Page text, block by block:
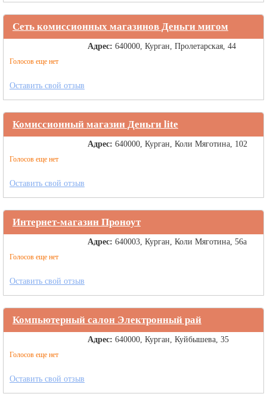
Сеть комиссионных магазинов Деньги мигом
Голосов еще нет
Адрес: 640000, Курган, Пролетарская, 44
Оставить свой отзыв
Комиссионный магазин Деньги lite
Голосов еще нет
Адрес: 640000, Курган, Коли Мяготина, 102
Оставить свой отзыв
Интернет-магазин Проноут
Голосов еще нет
Адрес: 640003, Курган, Коли Мяготина, 56а
Оставить свой отзыв
Компьютерный салон Электронный рай
Голосов еще нет
Адрес: 640000, Курган, Куйбышева, 35
Оставить свой отзыв